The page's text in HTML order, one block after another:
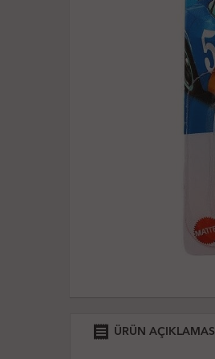
receipt ÜRÜN AÇIKLAMASI